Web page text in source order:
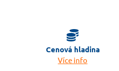
Cenová hladina
Více info